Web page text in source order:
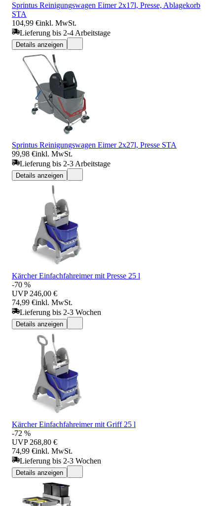
Sprintus Reinigungswagen Eimer 2x17l, Presse, Ablagekorb
STA
104,99 €inkl. MwSt.
Lieferung bis 2-4 Arbeitstage
Details anzeigen
Sprintus Reinigungswagen Eimer 2x27l, Presse STA
99,98 €inkl. MwSt.
Lieferung bis 2-3 Arbeitstage
Details anzeigen
Kärcher Einfachfahreimer mit Presse 25 l
-70 %
UVP 246,00 €
74,99 €inkl. MwSt.
Lieferung bis 2-3 Wochen
Details anzeigen
Kärcher Einfachfahreimer mit Griff 25 l
-72 %
UVP 268,80 €
74,99 €inkl. MwSt.
Lieferung bis 2-3 Wochen
Details anzeigen